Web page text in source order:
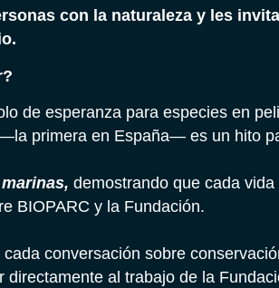
con la naturaleza y les
de esperanza para especies en
primera en España— es un hito
demostrando que cada
BIOPARC y la Fundación.
conversación sobre
al trabajo de la